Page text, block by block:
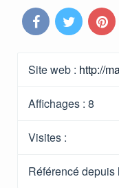
Site web : http://
Affichages : 8
Visites :
Référencé depuis